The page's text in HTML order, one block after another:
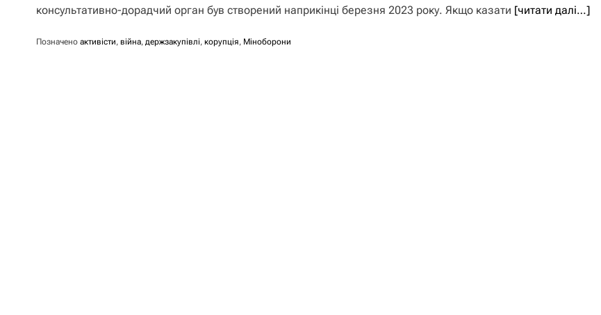
консультативно-дорадчий орган був створений наприкінці березня 2023 року. Якщо казати [читати далі…]
Позначено активісти, війна, держзакупівлі, корупція, Міноборони